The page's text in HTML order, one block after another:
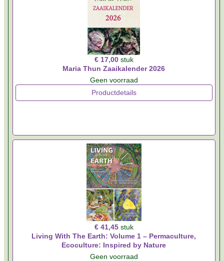
€ 17,00 stuk
Maria Thun Zaaikalender 2026
Geen voorraad
Productdetails
€ 41,45 stuk
Living With The Earth: Volume 1 – Permaculture,
Ecoculture: Inspired by Nature
Geen voorraad